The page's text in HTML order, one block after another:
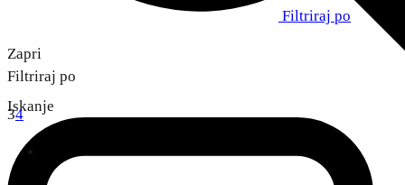
Iskanje
Filtriraj po
Zapri
Filtriraj po
34